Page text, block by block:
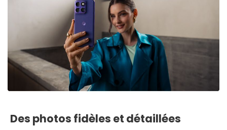
Des photos fidèles et détaillées